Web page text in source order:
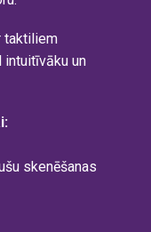
taktiliem
intuitīvāku un
:
skenēšanas